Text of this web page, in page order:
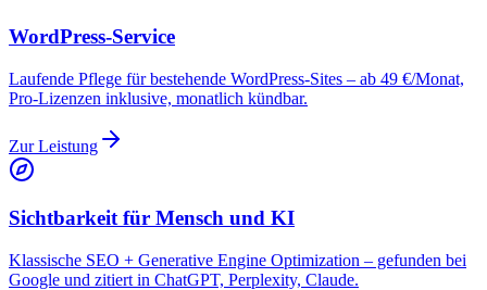
WordPress-Service
Laufende Pflege für bestehende WordPress-Sites – ab 49 €/Monat,
Pro-Lizenzen inklusive, monatlich kündbar.
Zur Leistung
Sichtbarkeit für Mensch und KI
Klassische SEO + Generative Engine Optimization – gefunden bei
Google und zitiert in ChatGPT, Perplexity, Claude.